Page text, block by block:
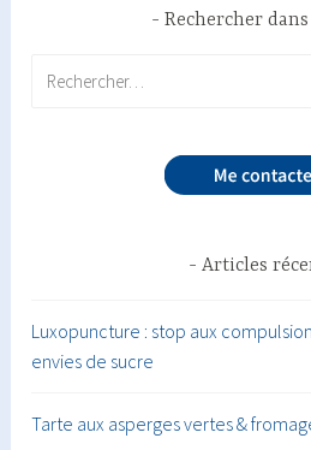
Rechercher
Articles
Luxopuncture : stop aux
envies de sucre
Tarte aux asperges vertes &